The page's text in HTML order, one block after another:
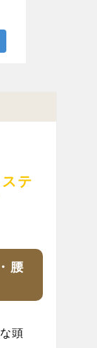
テ
腰
頭